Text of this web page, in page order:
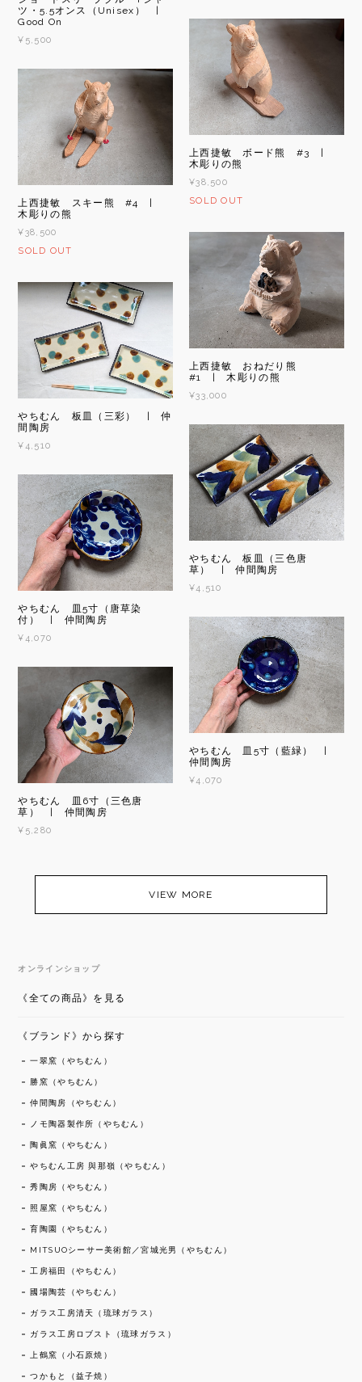
ツ・5.5オンス（Unisex） |
Good On
¥5,500
上西捷敏 ボード熊 #3 |
木彫りの熊
¥38,500
SOLD OUT
上西捷敏 スキー熊 #4 |
木彫りの熊
¥38,500
SOLD OUT
上西捷敏 おねだり熊
#1 | 木彫りの熊
¥33,000
やちむん 板皿（三彩） | 仲
間陶房
¥4,510
やちむん 板皿（三色唐
草） | 仲間陶房
¥4,510
やちむん 皿5寸（唐草染
付） | 仲間陶房
¥4,070
やちむん 皿5寸（藍緑） |
仲間陶房
¥4,070
やちむん 皿6寸（三色唐
草） | 仲間陶房
¥5,280
VIEW MORE
オンラインショップ
《全ての商品》を見る
《ブランド》から探す
一翠窯（やちむん）
勝窯（やちむん）
仲間陶房（やちむん）
ノモ陶器製作所（やちむん）
陶眞窯（やちむん）
やちむん工房 與那嶺（やちむん）
秀陶房（やちむん）
照屋窯（やちむん）
育陶園（やちむん）
MITSUOシーサー美術館／宮城光男（やちむん）
工房福田（やちむん）
國場陶芸（やちむん）
ガラス工房清天（琉球ガラス）
ガラス工房ロブスト（琉球ガラス）
上鶴窯（小石原焼）
つかもと（益子焼）